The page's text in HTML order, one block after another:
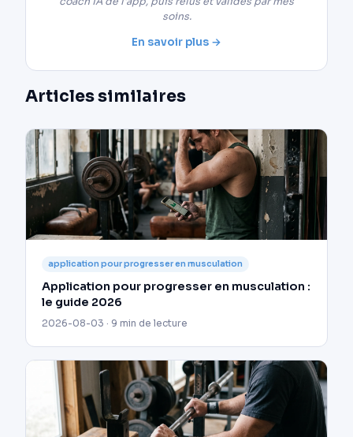
soins.
En savoir plus →
Articles similaires
application pour progresser en musculation
Application pour progresser en musculation :
le guide 2026
2026-08-03 · 9 min de lecture